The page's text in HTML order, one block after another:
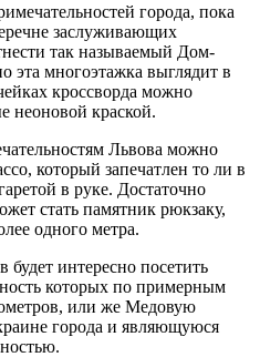
города, пока
заслуживающих
так называемый Дом-
эта многоэтажка выглядит в
кроссворда можно
неоновой краской.
Львова можно
который запечатлен то ли в
в руке. Достаточно
стать памятник рюкзаку,
одного метра.
интересно посетить
которых по примерным
или же Медовую
города и являющуюся